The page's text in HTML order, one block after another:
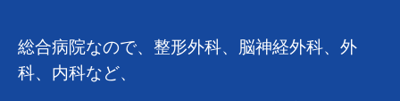
総合病院なので、整形外科、脳神経外科、外
科、内科など、